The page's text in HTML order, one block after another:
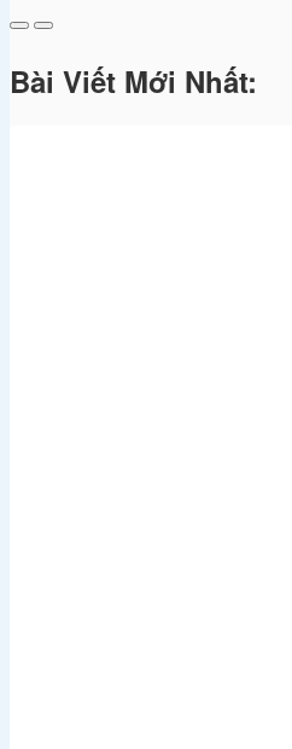
Bài Viết Mới Nhất: